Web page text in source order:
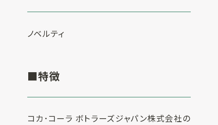
ノベルティ
■特徴
コカ･コーラ ボトラーズジャパン株式会社の